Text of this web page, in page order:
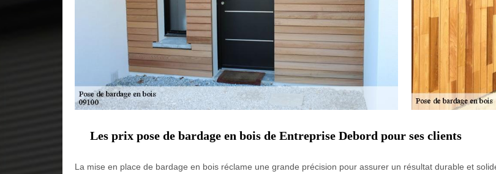
Les prix pose de bardage en bois de Entreprise Debord pour ses clients
La mise en place de bardage en bois réclame une grande précision pour assurer un résultat durable et